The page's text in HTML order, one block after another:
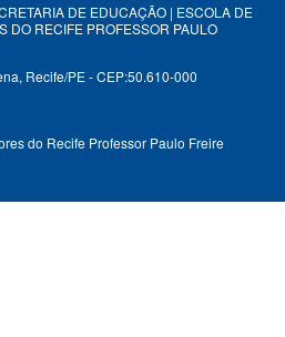
DE EDUCAÇÃO | ESCOLA DE
DO RECIFE PROFESSOR PAULO
Recife/PE - CEP:50.610-000
do Recife Professor Paulo Freire